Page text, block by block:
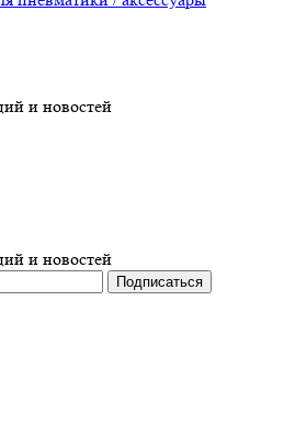
и новостей
и новостей
Подписаться